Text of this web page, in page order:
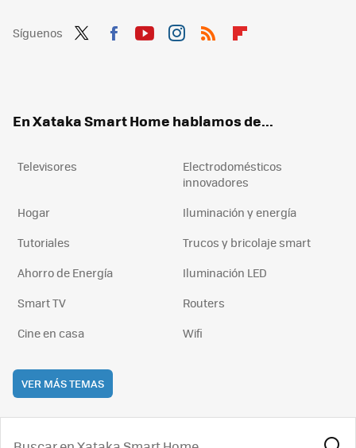
Síguenos
En Xataka Smart Home hablamos de...
Televisores
Electrodomésticos
innovadores
Hogar
Iluminación y energía
Tutoriales
Trucos y bricolaje smart
Ahorro de Energía
Iluminación LED
Smart TV
Routers
Cine en casa
Wifi
VER MÁS TEMAS